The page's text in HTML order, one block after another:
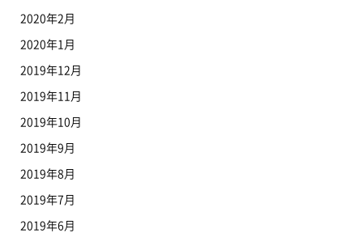
2020年2月
2020年1月
2019年12月
2019年11月
2019年10月
2019年9月
2019年8月
2019年7月
2019年6月